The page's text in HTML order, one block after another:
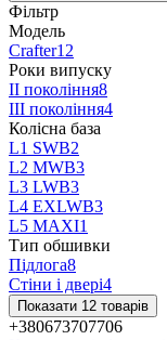
Фільтр
Модель
Crafter12
Роки випуску
ІІ покоління8
ІІІ покоління4
Колісна база
L1 SWB2
L2 MWB3
L3 LWB3
L4 EXLWB3
L5 MAXI1
Тип обшивки
Підлога8
Стіни і двері4
Показати 12 товарів
+380673707706